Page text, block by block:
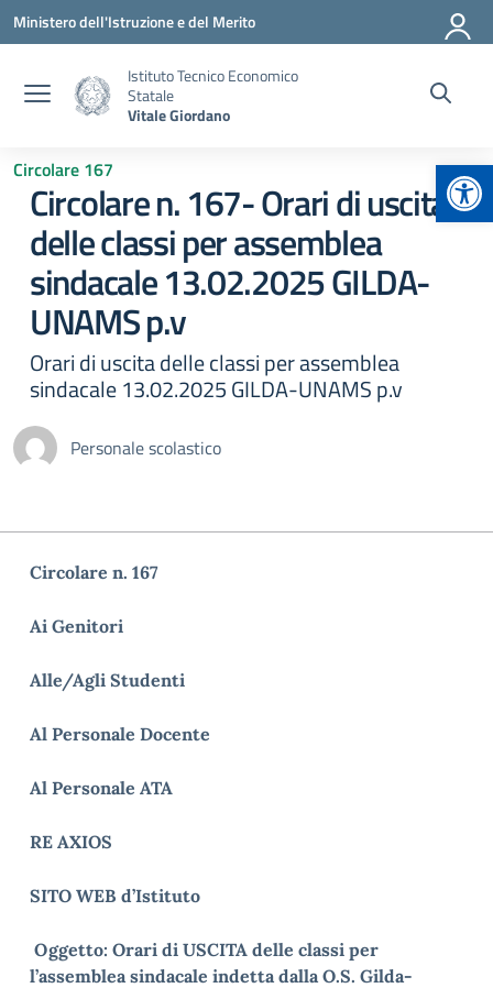
Vai ai contenuti
Vai al menu di navigazione
Vai al footer
Ministero dell'Istruzione e del Merito
Istituto Tecnico Economico
Statale
Vitale Giordano
Circolare 167
Circolare n. 167- Orari di uscita
delle classi per assemblea
sindacale 13.02.2025 GILDA-
UNAMS p.v
Orari di uscita delle classi per assemblea
sindacale 13.02.2025 GILDA-UNAMS p.v
Personale scolastico
Circolare n. 167
Ai Genitori
Alle/Agli Studenti
Al Personale Docente
Al Personale ATA
RE AXIOS
SITO WEB d’Istituto
Oggetto: Orari di USCITA delle classi per
l’assemblea sindacale indetta dalla O.S. Gilda-